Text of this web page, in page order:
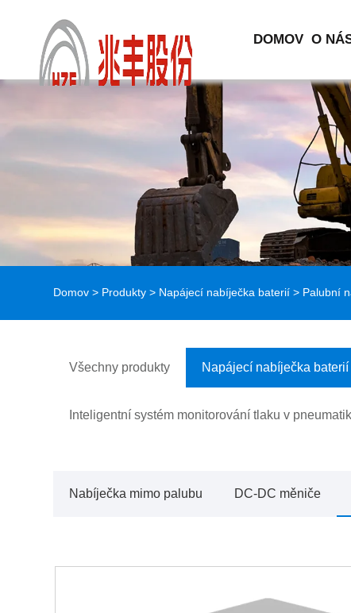
DOMOV O
Domov > Produkty > Napájecí nabíječka baterií > Palubní
Všechny produkty Napájecí nabíječka baterií
Inteligentní systém monitorování tlaku v
Nabíječka mimo palubu DC-DC měniče